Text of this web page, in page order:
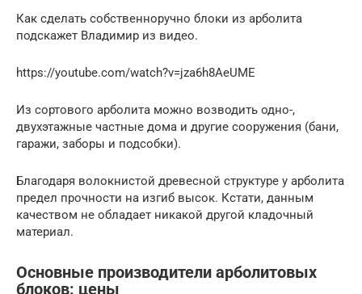
Как сделать собственноручно блоки из арболита
подскажет Владимир из видео.
https://youtube.com/watch?v=jza6h8AeUME
Из сортового арболита можно возводить одно-,
двухэтажные частные дома и другие сооружения (бани,
гаражи, заборы и подсобки).
Благодаря волокнистой древесной структуре у арболита
предел прочности на изгиб высок. Кстати, данным
качеством не обладает никакой другой кладочный
материал.
Основные производители арболитовых
блоков: цены